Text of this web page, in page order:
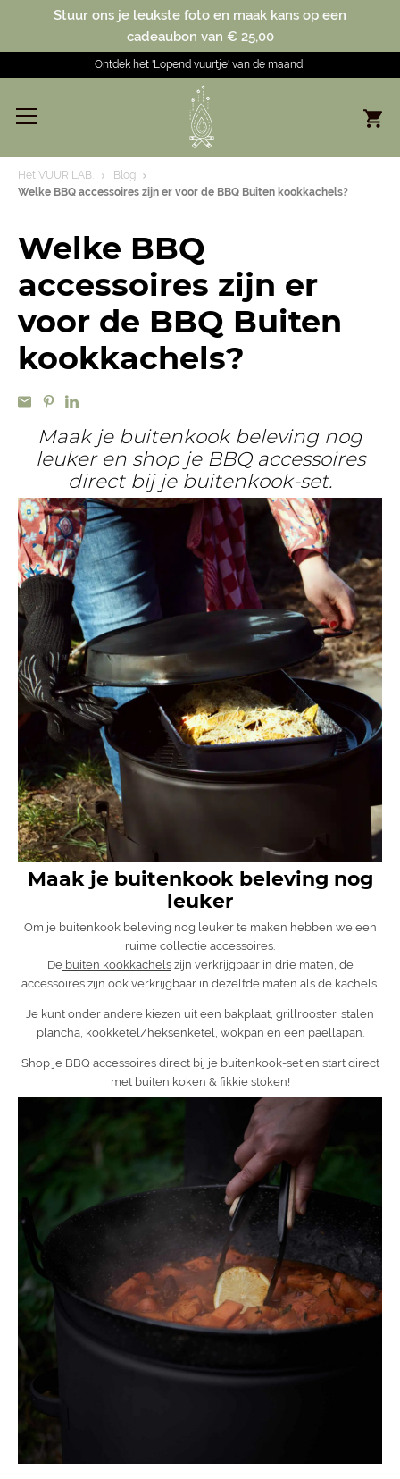
Stuur ons je leukste foto en maak kans op een
cadeaubon van € 25,00
Ontdek het 'Lopend vuurtje' van de maand!
Het VUUR LAB.
Blog
Welke BBQ accessoires zijn er voor de BBQ Buiten kookkachels?
Welke BBQ
accessoires zijn er
voor de BBQ Buiten
kookkachels?
Maak je buitenkook beleving nog
leuker en shop je BBQ accessoires
direct bij je buitenkook-set.
Maak je buitenkook beleving nog
leuker
Om je buitenkook beleving nog leuker te maken hebben we een
ruime collectie accessoires.
Debuiten kookkachelszijn verkrijgbaar in drie maten, de
accessoires zijn ook verkrijgbaar in dezelfde maten als de kachels.
Je kunt onder andere kiezen uit een bakplaat, grillrooster, stalen
plancha, kookketel/heksenketel, wokpan en een paellapan.
Shop je BBQ accessoires direct bij je buitenkook-set en start direct
met buiten koken & fikkie stoken!